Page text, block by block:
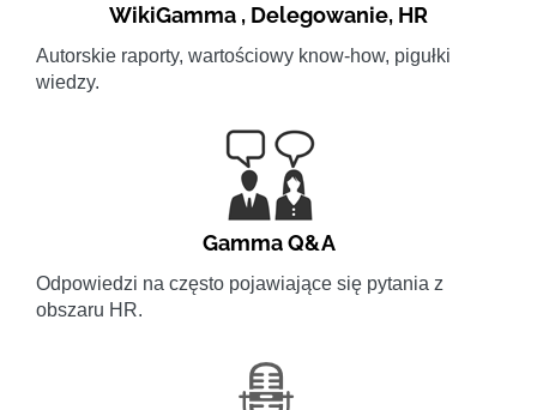
WikiGamma , Delegowanie, HR
Autorskie raporty, wartościowy know-how, pigułki
wiedzy.
Gamma Q&A
Odpowiedzi na często pojawiające się pytania z
obszaru HR.